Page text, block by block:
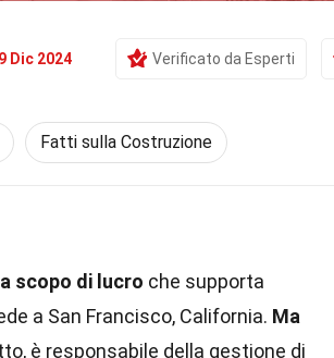
Dic 2024 Verificato da Esperti
Fatti sulla Costruzione
scopo di lucro che supporta
a San Francisco, California. Ma
è responsabile della gestione di